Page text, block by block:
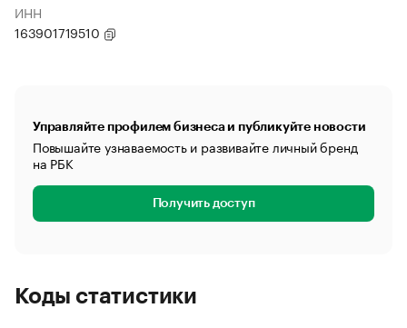
ИНН
163901719510
Управляйте профилем бизнеса и публикуйте новости
Повышайте узнаваемость и развивайте личный бренд
на РБК
Получить доступ
Коды статистики